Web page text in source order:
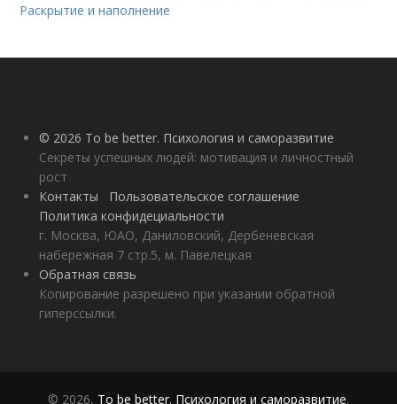
Раскрытие и наполнение
© 2026 To be better. Психология и саморазвитие
Секреты успешных людей: мотивация и личностный
рост
Контакты
Пользовательское соглашение
Политика конфидециальности
г. Москва, ЮАО, Даниловский, Дербеневская
набережная 7 стр.5, м. Павелецкая
Обратная связь
Копирование разрешено при указании обратной
гиперссылки.
© 2026, To be better. Психология и саморазвитие.